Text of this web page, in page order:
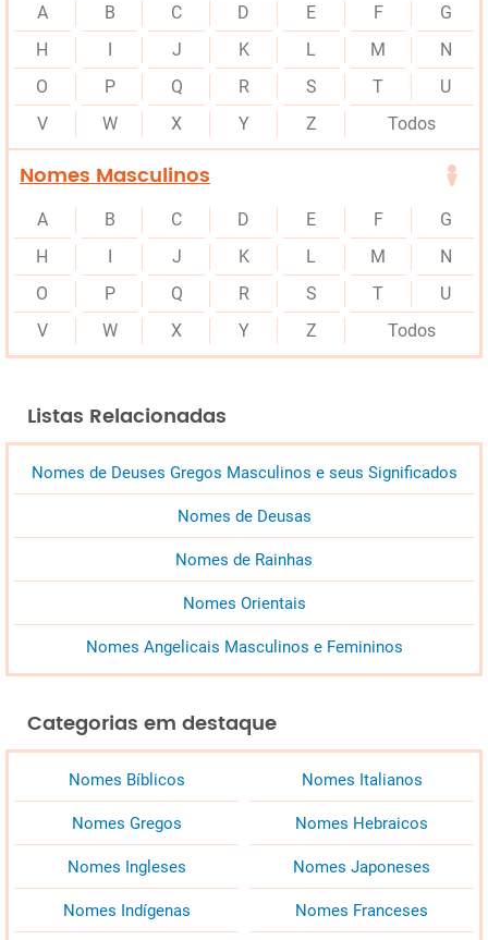
A B C D E F
G
H
I J K L M
N
O
P Q R S T
U
V
W X Y Z Todos
Nomes Masculinos
A B C D E F
G
H
I J K L M
N
O
P Q R S T
U
V
W X Y Z Todos
Listas Relacionadas
Nomes de Deuses Gregos Masculinos e seus Significados
Nomes de Deusas
Nomes de Rainhas
Nomes Orientais
Nomes Angelicais Masculinos e Femininos
Categorias em destaque
Nomes Bíblicos Nomes Italianos
Nomes Gregos Nomes Hebraicos
Nomes Ingleses Nomes Japoneses
Nomes Indígenas Nomes Franceses